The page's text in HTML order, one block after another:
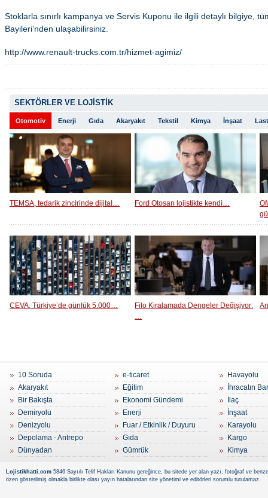
Stoklarla sınırlı kampanya ve Servis Kuponu ile ilgili detaylı bilgiye,
Bayileri’nden ulaşabilirsiniz.
http://www.renault-trucks.com.tr/hizmet-agimiz/
SEKTÖRLER VE LOJİSTİK
Otomotiv Enerji Gıda Akaryakıt Tekstil Kimya İnşaat
TEMSA, tedarik zincirinde dijital… Ford Otosan lojistikte kendi…
CEVA, Türkiye’de günlük 5.000…
Filo Kiralamada Dengeler Değişiyor:
…
10 Soruda
Akaryakıt
Bir Bakışta
Demiryolu
Denizyolu
Depolama - Antrepo
Dünyadan
e-ticaret
Eğitim
Ekonomi Gündemi
Enerji
Fuar / Etkinlik / Duyuru
Gıda
Gümrük
Havayolu
İhracatın
İlaç
İnşaat
Karayolu
Kargo
Kimya
Lojistikhatti.com 5846 Sayıılı Telif Hakları Kanunu gereğince, bu sitede yer alan yazı, fotoğraf ve
özen gösterilmiş olmakla birlikte olası yayın hatalarından site yönetimi ve editörleri sorumlu tutulamaz.